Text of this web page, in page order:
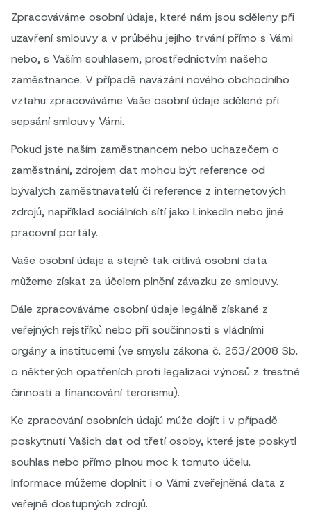
Zpracováváme osobní údaje, které nám jsou sděleny při
uzavření smlouvy a v průběhu jejího trvání přímo s Vámi
nebo, s Vaším souhlasem, prostřednictvím našeho
zaměstnance. V případě navázání nového obchodního
vztahu zpracováváme Vaše osobní údaje sdělené při
sepsání smlouvy Vámi.
Pokud jste naším zaměstnancem nebo uchazečem o
zaměstnání, zdrojem dat mohou být reference od
bývalých zaměstnavatelů či reference z internetových
zdrojů, například sociálních sítí jako LinkedIn nebo jiné
pracovní portály.
Vaše osobní údaje a stejně tak citlivá osobní data
můžeme získat za účelem plnění závazku ze smlouvy.
Dále zpracováváme osobní údaje legálně získané z
veřejných rejstříků nebo při součinnosti s vládními
orgány a institucemi (ve smyslu zákona č. 253/2008 Sb.
o některých opatřeních proti legalizaci výnosů z trestné
činnosti a financování terorismu).
Ke zpracování osobních údajů může dojít i v případě
poskytnutí Vašich dat od třetí osoby, které jste poskytl
souhlas nebo přímo plnou moc k tomuto účelu.
Informace můžeme doplnit i o Vámi zveřejněná data z
veřejně dostupných zdrojů.